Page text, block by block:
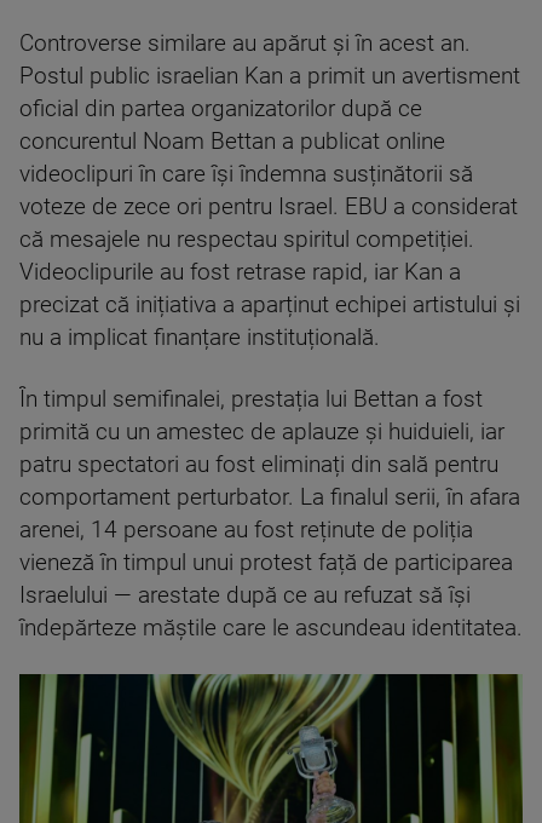
Controverse similare au apărut și în acest an.
Postul public israelian Kan a primit un avertisment
oficial din partea organizatorilor după ce
concurentul Noam Bettan a publicat online
videoclipuri în care își îndemna susținătorii să
voteze de zece ori pentru Israel. EBU a considerat
că mesajele nu respectau spiritul competiției.
Videoclipurile au fost retrase rapid, iar Kan a
precizat că inițiativa a aparținut echipei artistului și
nu a implicat finanțare instituțională.
În timpul semifinalei, prestația lui Bettan a fost
primită cu un amestec de aplauze și huiduieli, iar
patru spectatori au fost eliminați din sală pentru
comportament perturbator. La finalul serii, în afara
arenei, 14 persoane au fost reținute de poliția
vieneză în timpul unui protest față de participarea
Israelului — arestate după ce au refuzat să își
îndepărteze măștile care le ascundeau identitatea.